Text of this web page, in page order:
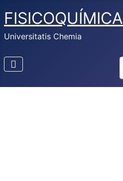
FISICOQUÍMICA
Universitatis Chemia